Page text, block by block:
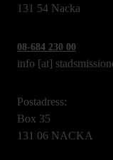
131 54 Nacka
08-684 230 00
info [at]
Postadress:
Box 35
131 06 NACKA